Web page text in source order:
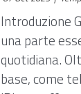
Introduzione
una parte
quotidiana.
base, come